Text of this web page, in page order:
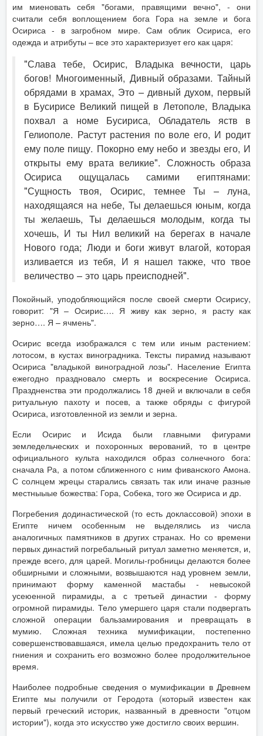
им миеновать себя "богами, правящими вечно", - они
считали себя воплощением бога Гора на земле и бога
Осириса - в загробном мире. Сам облик Осириса, его
одежда и атрибуты – все это характеризует его как царя:
"Слава тебе, Осирис, Владыка вечности, царь
богов! Многоименный, Дивный образами. Тайный
обрядами в храмах, Это – дивный духом, первый
в Бусирисе Великий пищей в Летополе, Владыка
похвал а номе Бусириса, Обладатель яств в
Гелиополе. Растут растения по воле его, И родит
ему поле пищу. Покорно ему небо и звезды его, И
открыты ему врата великие". Сложность образа
Осириса ощущалась самими египтянами:
"Сущность твоя, Осирис, темнее Ты – луна,
находящаяся на небе, Ты делаешься юным, когда
ты желаешь, Ты делаешься молодым, когда ты
хочешь, И ты Нил великий на берегах в начале
Нового года; Люди и боги живут влагой, которая
изливается из тебя, И я нашел также, что твое
величество – это царь преисподней".
Покойный, уподобляющийся после своей смерти Осирису,
говорит: "Я – Осирис…. Я живу как зерно, я расту как
зерно…. Я – ячмень".
Осирис всегда изображался с тем или иным растением:
лотосом, в кустах виноградника. Тексты пирамид называют
Осириса "владыкой виноградной лозы". Население Египта
ежегодно праздновало смерть и воскресение Осириса.
Праздненства эти продолжались 18 дней и включали в себя
ритуальную пахоту и посев, а также обряды с фигурой
Осириса, изготовленной из земли и зерна.
Если Осирис и Исида были главными фигурами
земледельческих и похоронных верований, то в центре
официального культа находился образ солнечного бога:
сначала Ра, а потом сближенного с ним фиванского Амона.
С солнцем жрецы старались связать так или иначе разные
местныыые божества: Гора, Собека, того же Осириса и др.
Погребения додинастической (то есть доклассовой) эпохи в
Египте ничем особенным не выделялись из числа
аналогичных памятников в других странах. Но со времени
первых династий погребальный ритуал заметно меняется, и,
прежде всего, для царей. Могилы-гробницы делаются более
обширными и сложными, возвышаются над уровнем земли,
принимают форму каменной мастабы - невысокой
усеюенной пирамиды, а с третьей династии - форму
огромной пирамиды. Тело умершего царя стали подвергать
сложной операции бальзамирования и превращать в
мумию. Сложная техника мумификации, постепенно
совершенствовавшаяся, имела целью предохранить тело от
гниения и сохранить его возможно более продолжительное
время.
Наиболее подробные сведения о мумификации в Древнем
Египте мы получили от Геродота (который известен как
первый греческий историк, названный в древности "отцом
истории"), когда это искусство уже достигло своих вершин.